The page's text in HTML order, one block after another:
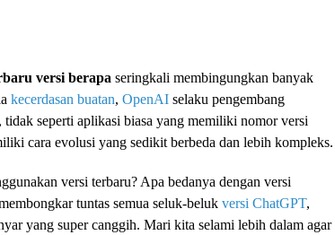
versi berapa seringkali membingungkan banyak
kecerdasan buatan, OpenAI selaku pengembang
seperti aplikasi biasa yang memiliki nomor versi
cara evolusi yang sedikit berbeda dan lebih kompleks.
versi terbaru? Apa bedanya dengan versi
tuntas semua seluk-beluk versi ChatGPT,
yang super canggih. Mari kita selami lebih dalam agar